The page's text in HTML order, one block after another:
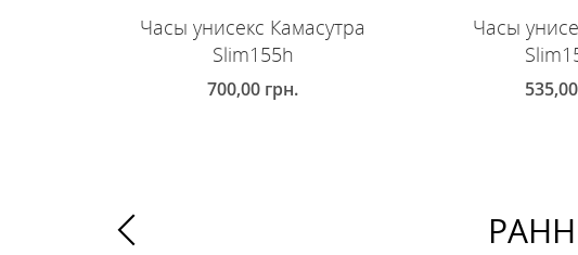
Часы унисекс Камасутра
Slim155h
700,00 грн.
Часы
535,00